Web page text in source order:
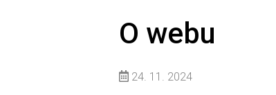
O webu
24. 11. 2024